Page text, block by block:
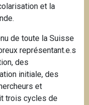
et la
de toute la Suisse
représentant.e.s
des
initiale, des
et
trois cycles de